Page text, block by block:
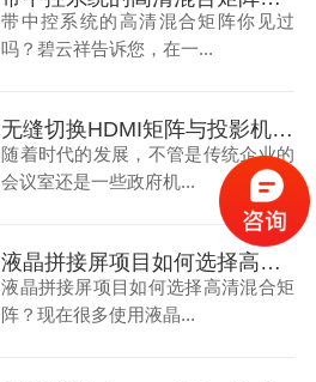
带中控系统的高清混合矩阵你见过
吗？碧云祥告诉您，在一...
无缝切换HDMI矩阵与投影机的使用-碧云祥
随着时代的发展，不管是传统企业的
会议室还是一些政府机...
液晶拼接屏项目如何选择高清混合矩阵？碧云祥
液晶拼接屏项目如何选择高清混合矩
阵？现在很多使用液晶...